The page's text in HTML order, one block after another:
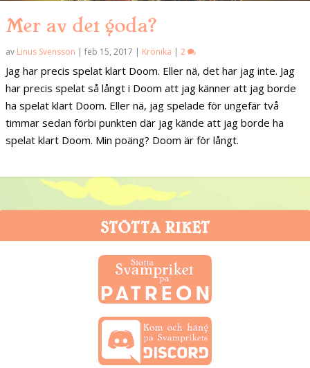
Mer av det goda?
av Linus Svensson | feb 15, 2017 | Krönika | 2
Jag har precis spelat klart Doom. Eller nä, det har jag inte. Jag
har precis spelat så långt i Doom att jag känner att jag borde
ha spelat klart Doom. Eller nä, jag spelade för ungefär två
timmar sedan förbi punkten där jag kände att jag borde ha
spelat klart Doom. Min poäng? Doom är för långt.
STÖTTA RIKET